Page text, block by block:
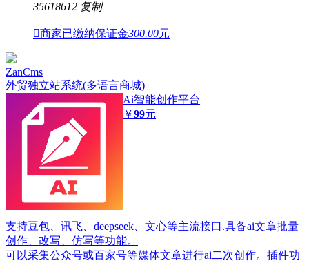
35618612 复制
商家已缴纳保证金300.00元
ZanCms
外贸独立站系统(多语言商城)
Ai智能创作平台
￥99元
支持豆包、讯飞、deepseek、文心等主流接口.具备ai文章批量
创作、改写、仿写等功能。
可以采集公众号或百家号等媒体文章进行ai二次创作。插件功